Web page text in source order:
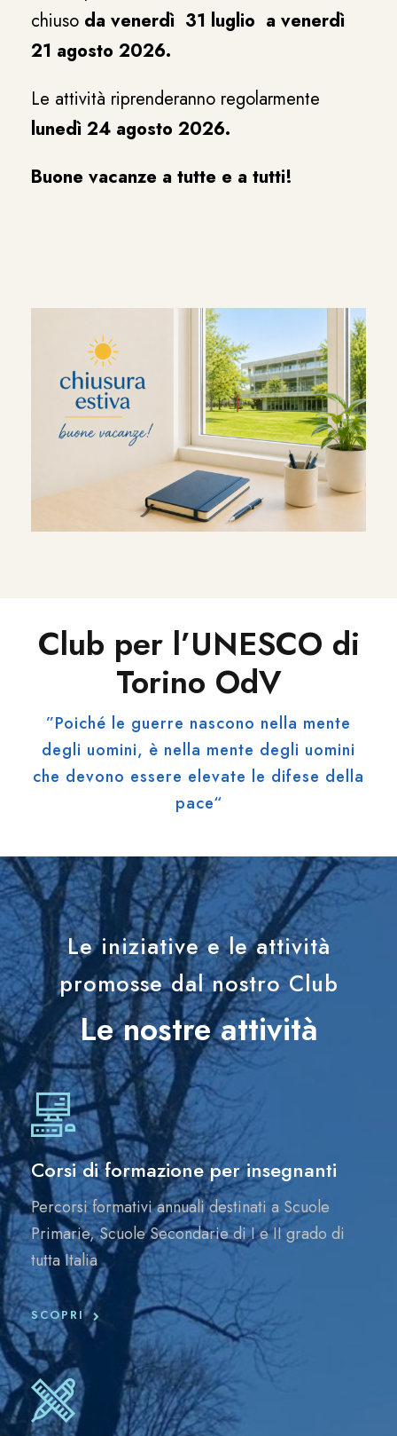
chiuso da venerdì 31 luglio a venerdì
21 agosto 2026.
Le attività riprenderanno regolarmente
lunedì 24 agosto 2026.
Buone vacanze a tutte e a tutti!
Club per l’UNESCO di
Torino OdV
”Poiché le guerre nascono nella mente
degli uomini, è nella mente degli uomini
che devono essere elevate le difese della
pace“
Le iniziative e le attività
promosse dal nostro Club
Le nostre attività
Corsi di formazione per insegnanti
Percorsi formativi annuali destinati a Scuole
Primarie, Scuole Secondarie di I e II grado di
tutta Italia
SCOPRI